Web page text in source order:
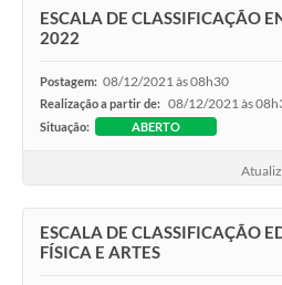
ESCALA DE CLASSIFICAÇÃO
2022
Postagem: 08/12/2021 às 08h30
Realização a partir de: 08/12/2021 às
Situação: ABERTO
ESCALA DE CLASSIFICAÇÃO
FÍSICA E ARTES